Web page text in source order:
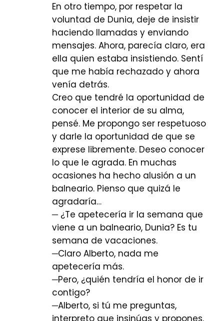
En otro tiempo, por respetar la
voluntad de Dunia, deje de insistir
haciendo llamadas y enviando
mensajes. Ahora, parecía claro, era
ella quien estaba insistiendo. Sentí
que me había rechazado y ahora
venía detrás.
Creo que tendré la oportunidad de
conocer el interior de su alma,
pensé. Me propongo ser respetuoso
y darle la oportunidad de que se
exprese libremente. Deseo conocer
lo que le agrada. En muchas
ocasiones ha hecho alusión a un
balneario. Pienso que quizá le
agradaría…
─ ¿Te apetecería ir la semana que
viene a un balneario, Dunia? Es tu
semana de vacaciones.
─Claro Alberto, nada me
apetecería más.
─Pero, ¿quién tendría el honor de ir
contigo?
─Alberto, si tú me preguntas,